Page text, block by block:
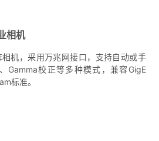
相机
机，采用万兆网接口，支持自动或手
Gamma校正等多种模式，兼容GigE
标准。